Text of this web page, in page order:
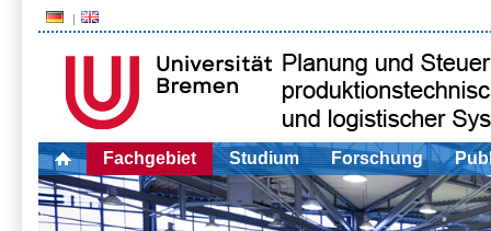
Fachgebiet Studium Forschung